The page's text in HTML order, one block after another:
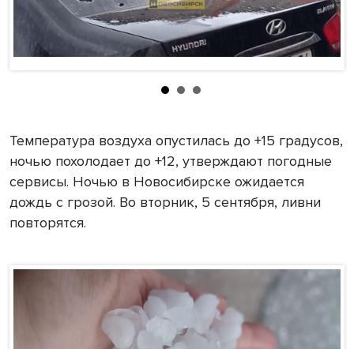
Температура воздуха опустилась до +15 градусов,
ночью похолодает до +12, утверждают погодные
сервисы. Ночью в Новосибирске ожидается
дождь с грозой. Во вторник, 5 сентября, ливни
повторятся.